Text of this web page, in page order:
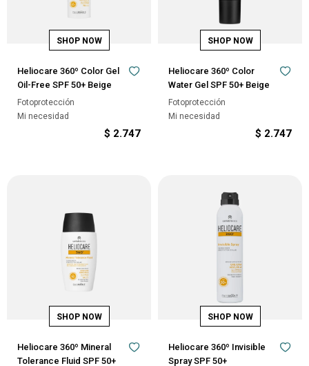
Heliocare 360º Color Gel
Oil-Free SPF 50+ Beige
Fotoprotección
Mi necesidad
$ 2.747
Heliocare 360º Color
Water Gel SPF 50+ Beige
Fotoprotección
Mi necesidad
$ 2.747
Heliocare 360º Mineral
Tolerance Fluid SPF 50+
Heliocare 360º Invisible
Spray SPF 50+